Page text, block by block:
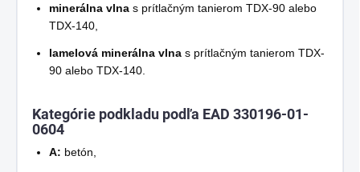
minerálna vlna s prítlačným tanierom TDX-90 alebo
TDX-140,
lamelová minerálna vlna s prítlačným tanierom TDX-
90 alebo TDX-140.
Kategórie podkladu podľa EAD 330196-01-
0604
A: betón,